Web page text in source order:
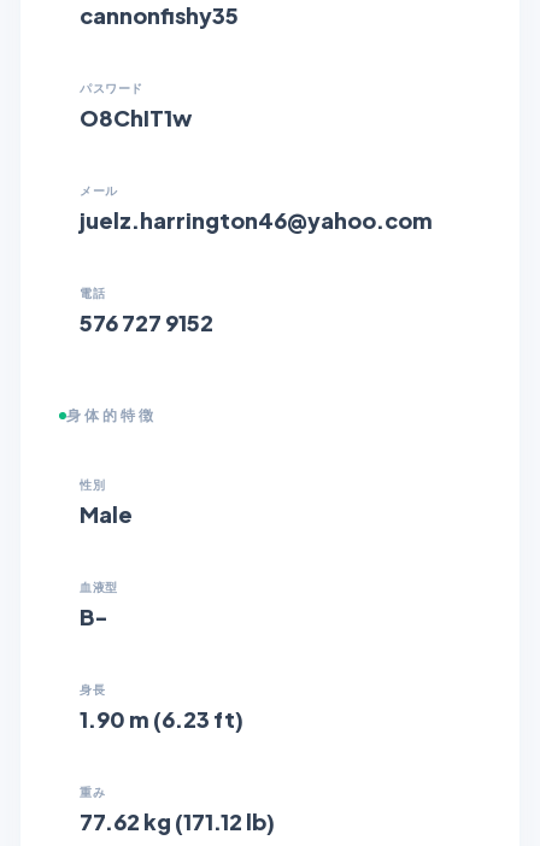
cannonfishy35
パスワード
O8ChIT1w
メール
juelz.harrington46@yahoo.com
電話
576 727 9152
身体的特徴
性別
Male
血液型
B-
身長
1.90 m (6.23 ft)
重み
77.62 kg (171.12 lb)